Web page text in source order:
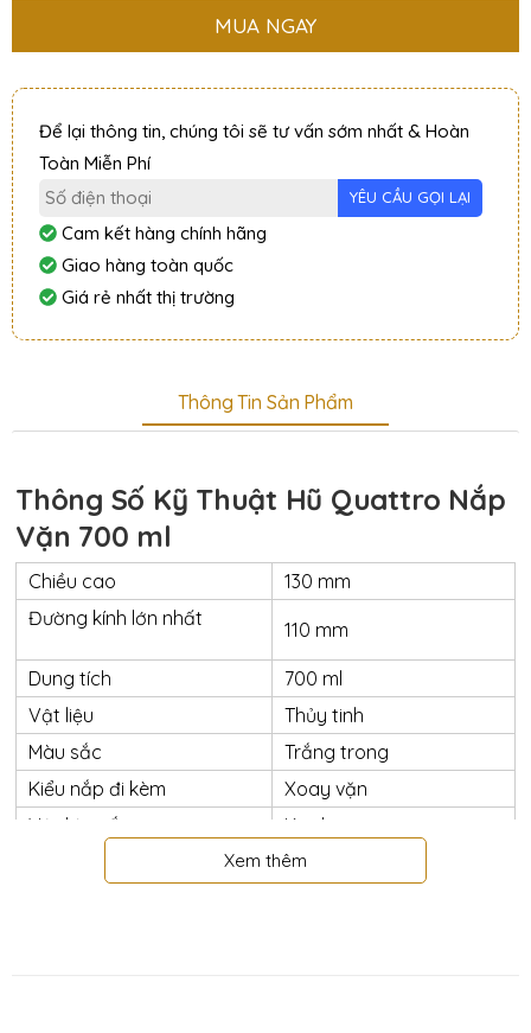
MUA NGAY
Để lại thông tin, chúng tôi sẽ tư vấn sớm nhất & Hoàn
Toàn Miễn Phí
Cam kết hàng chính hãng
Giao hàng toàn quốc
Giá rẻ nhất thị trường
Thông Tin Sản Phẩm
Thông Số Kỹ Thuật Hũ Quattro Nắp
Vặn 700 ml
Chiều cao
130 mm
Đường kính lớn nhất
110 mm
Dung tích
700 ml
Vật liệu
Thủy tinh
Màu sắc
Trắng trong
Kiểu nắp đi kèm
Xoay vặn
Vật liệu nắp
Kim loại
Tròn
Xem thêm